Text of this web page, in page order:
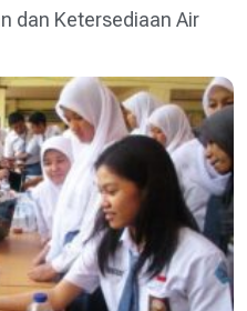
dan Ketersediaan Air